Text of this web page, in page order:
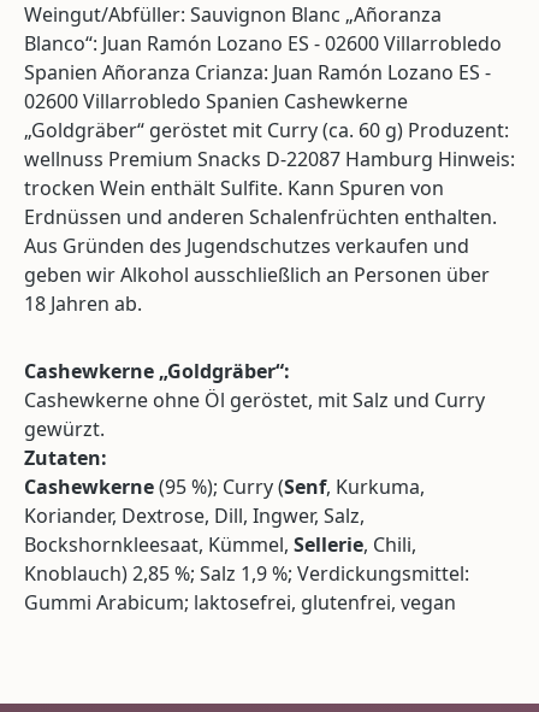
Weingut/Abfüller: Sauvignon Blanc „Añoranza
Blanco“: Juan Ramón Lozano ES - 02600 Villarrobledo
Spanien Añoranza Crianza: Juan Ramón Lozano ES -
02600 Villarrobledo Spanien Cashewkerne
„Goldgräber“ geröstet mit Curry (ca. 60 g) Produzent:
wellnuss Premium Snacks D-22087 Hamburg Hinweis:
trocken Wein enthält Sulfite. Kann Spuren von
Erdnüssen und anderen Schalenfrüchten enthalten.
Aus Gründen des Jugendschutzes verkaufen und
geben wir Alkohol ausschließlich an Personen über
18 Jahren ab.
Cashewkerne „Goldgräber“:
Cashewkerne ohne Öl geröstet, mit Salz und Curry
gewürzt.
Zutaten:
Cashewkerne(95 %); Curry (Senf, Kurkuma,
Koriander, Dextrose, Dill, Ingwer, Salz,
Bockshornkleesaat, Kümmel, Sellerie, Chili,
Knoblauch) 2,85 %; Salz 1,9 %; Verdickungsmittel:
Gummi Arabicum; laktosefrei, glutenfrei, vegan